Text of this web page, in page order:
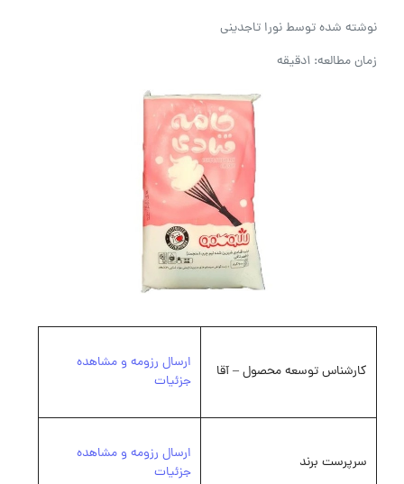
نوشته شده توسطنورا تاجدینی
زمان مطالعه: 1دقیقه
کارشناس توسعه محصول – آقا
ارسال رزومه و مشاهده
جزئیات
سرپرست برند
ارسال رزومه و مشاهده
جزئیات